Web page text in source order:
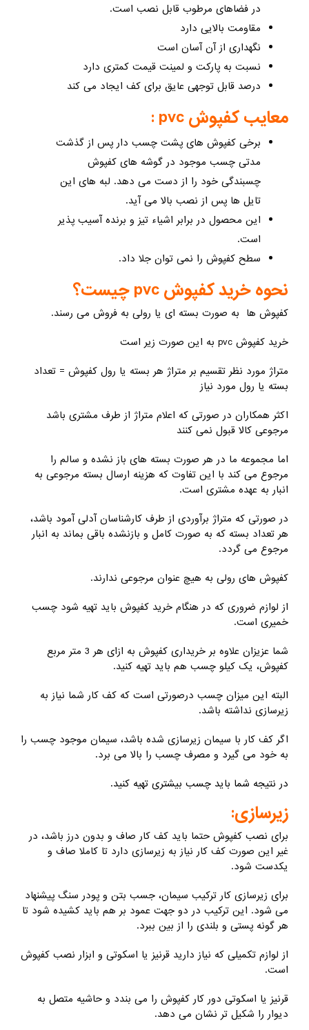
در فضاهای مرطوب قابل نصب است.
مقاومت بالایی دارد
نگهداری از آن آسان است
نسبت به پارکت و لمینت قیمت کمتری دارد
درصد قابل توجهی عایق برای کف ایجاد می کند
معایب کفپوش pvc :
برخی کفپوش های پشت چسب دار پس از گذشت
مدتی چسب موجود در گوشه های کفپوش
چسبندگی خود را از دست می دهد. لبه های این
تایل ها پس از نصب بالا می آید.
این محصول در برابر اشیاء تیز و برنده آسیب پذیر
است.
سطح کفپوش را نمی توان جلا داد.
نحوه خرید کفپوش pvc چیست؟
کفپوش ها به صورت بسته ای یا رولی به فروش می رسند.
خرید کفپوش pvc به این صورت زیر است
متراژ مورد نظر تقسیم بر متراژ هر بسته یا رول کفپوش = تعداد
بسته یا رول مورد نیاز
اکثر همکاران در صورتی که اعلام متراژ از طرف مشتری باشد
مرجوعی کالا قبول نمی کنند
اما مجموعه ما در هر صورت بسته های باز نشده و سالم را
مرجوع می کند با این تفاوت که هزینه ارسال بسته مرجوعی به
انبار به عهده مشتری است.
در صورتی که متراژ برآوردی از طرف کارشناسان آدلی آمود باشد،
هر تعداد بسته که به صورت کامل و بازنشده باقی بماند به انبار
مرجوع می گردد.
کفپوش های رولی به هیچ عنوان مرجوعی ندارند.
از لوازم ضروری که در هنگام خرید کفپوش باید تهیه شود چسب
خمیری است.
شما عزیزان علاوه بر خریداری کفپوش به ازای هر 3 متر مربع
کفپوش، یک کیلو چسب هم باید تهیه کنید.
البته این میزان چسب درصورتی است که کف کار شما نیاز به
زیرسازی نداشته باشد.
اگر کف کار با سیمان زیرسازی شده باشد، سیمان موجود چسب را
به خود می گیرد و مصرف چسب را بالا می برد.
در نتیجه شما باید چسب بیشتری تهیه کنید.
زیرسازی:
برای نصب کفپوش حتما باید کف کار صاف و بدون درز باشد، در
غیر این صورت کف کار نیاز به زیرسازی دارد تا کاملا صاف و
یکدست شود.
برای زیرسازی کار ترکیب سیمان، جسب بتن و پودر سنگ پیشنهاد
می شود. این ترکیب در دو جهت عمود بر هم باید کشیده شود تا
هر گونه پستی و بلندی را از بین ببرد.
از لوازم تکمیلی که نیاز دارید قرنیز یا اسکوتی و ابزار نصب کفپوش
است.
قرنیز یا اسکوتی دور کار کفپوش را می بندد و حاشیه متصل به
دیوار را شکیل تر نشان می دهد.